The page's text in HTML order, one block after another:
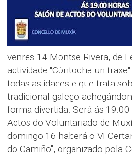
venres 14 Montse Rivera, de
actividade "Cóntoche un
todas as idades e que trata
tradicional galego
forma divertida. Será ás
Actos do Voluntariado de
domingo 16 haberá o VI
do Camiño", organizado pola